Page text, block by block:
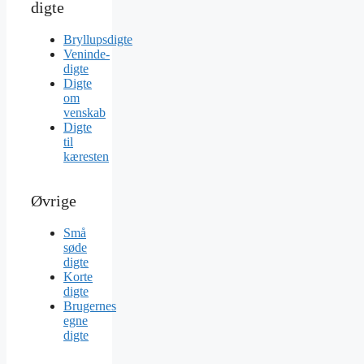
digte
Bryllupsdigte
Veninde-
digte
Digte
om
venskab
Digte
til
kæresten
Øvrige
Små
søde
digte
Korte
digte
Brugernes
egne
digte